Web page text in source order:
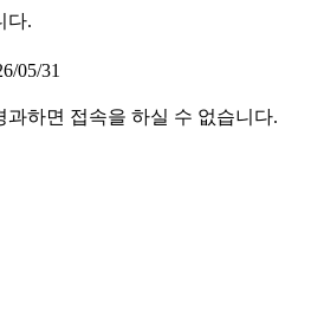
다.
05/31
과하면 접속을 하실 수 없습니다.